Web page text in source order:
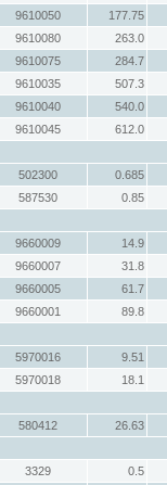
9610050
177.75
9610080
263.0
9610075
284.7
9610035
507.3
9610040
540.0
9610045
612.0
502300
0.685
587530
0.85
9660009
14.9
9660007
31.8
9660005
61.7
9660001
89.8
5970016
9.51
5970018
18.1
580412
26.63
3329
0.5